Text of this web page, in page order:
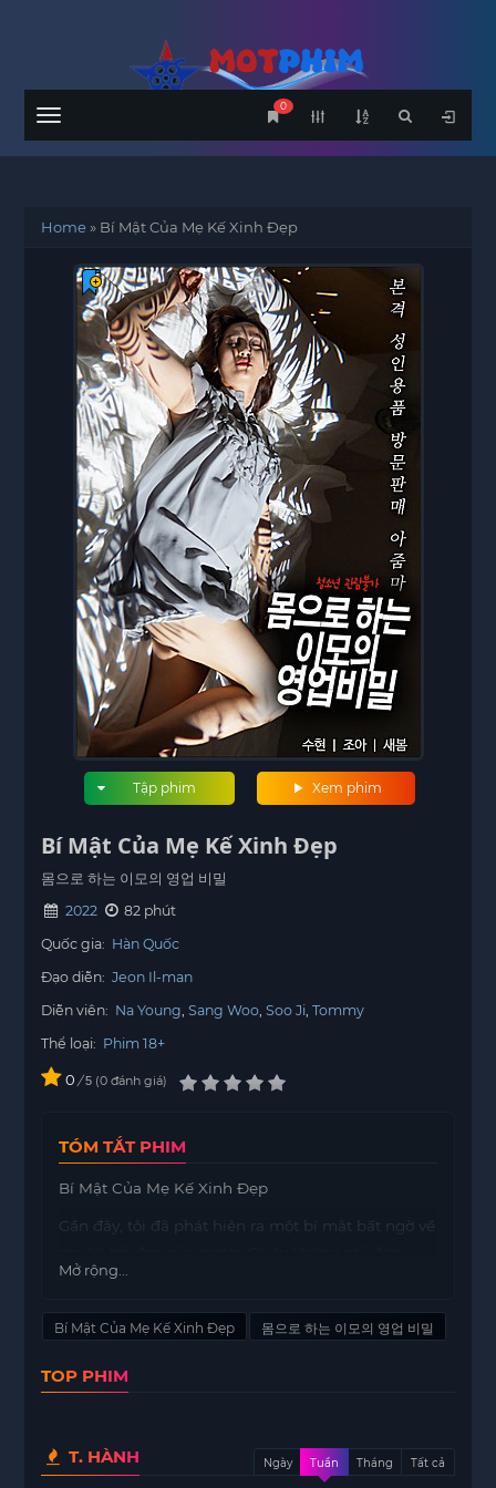
Menu
0
Home» Bí Mật Của Mẹ Kế Xinh Đẹp
Xem phim
Tập phim
Bí Mật Của Mẹ Kế Xinh Đẹp
몸으로 하는 이모의 영업 비밀
2022
82 phút
Quốc gia: Hàn Quốc
Đạo diễn: Jeon Il-man
Diễn viên: Na Young Sang Woo Soo Ji Tommy
Thể loại: Phim 18+
0 / 5 0 đánh giá
TÓM TẮT PHIM
Bí Mật Của Mẹ Kế Xinh Đẹp
Gần đây, tôi đã phát hiện ra một bí mật bất ngờ về
thuần là một người phụ nữ quyến rũ mà còn có
của tôi, cô ấy từng làm việc trong một ngành
gái bán hoa cao cấp.
Hình ảnh của cô ấy trong mắt tôi đã hoàn toàn
thay đổi. Một người phụ nữ dường như hoàn hảo
Mở rộng...
Bí Mật Của Mẹ Kế Xinh Đẹp 몸으로 하는 이모의 영업 비밀
TOP PHIM
T. HÀNH Ngày Tuần Tháng Tất cả